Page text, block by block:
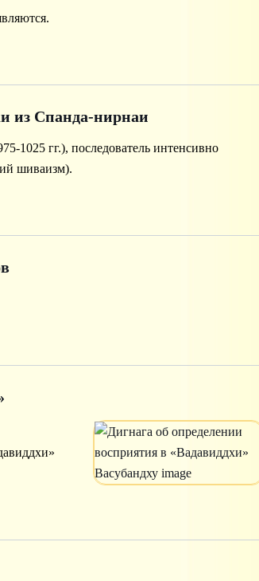
из Спанда-нирнаи
гг.), последователь интенсивно
шиваизм).